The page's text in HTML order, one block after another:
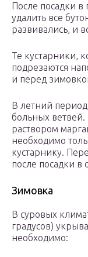
После посадки в
удалить все
развивались, и
Те кустарники,
подрезаются
и перед
В летний период
больных
раствором
необходимо
кустарнику.
после посадки в
Зимовка
В суровых
градусов)
необходимо: